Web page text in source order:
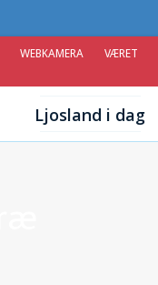
WEBKAMERA VÆRET
Ljosland i dag